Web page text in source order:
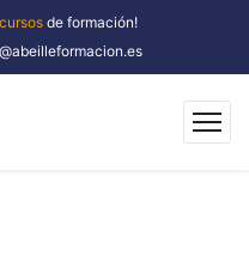
de formación!